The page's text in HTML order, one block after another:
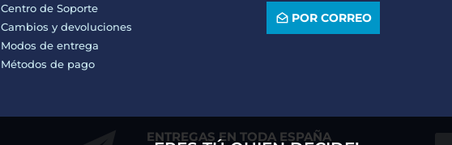
Centro de Soporte
Cambios y devoluciones
Modos de entrega
Métodos de pago
POR CORREO
ENTREGAS EN TODA ESPAÑA